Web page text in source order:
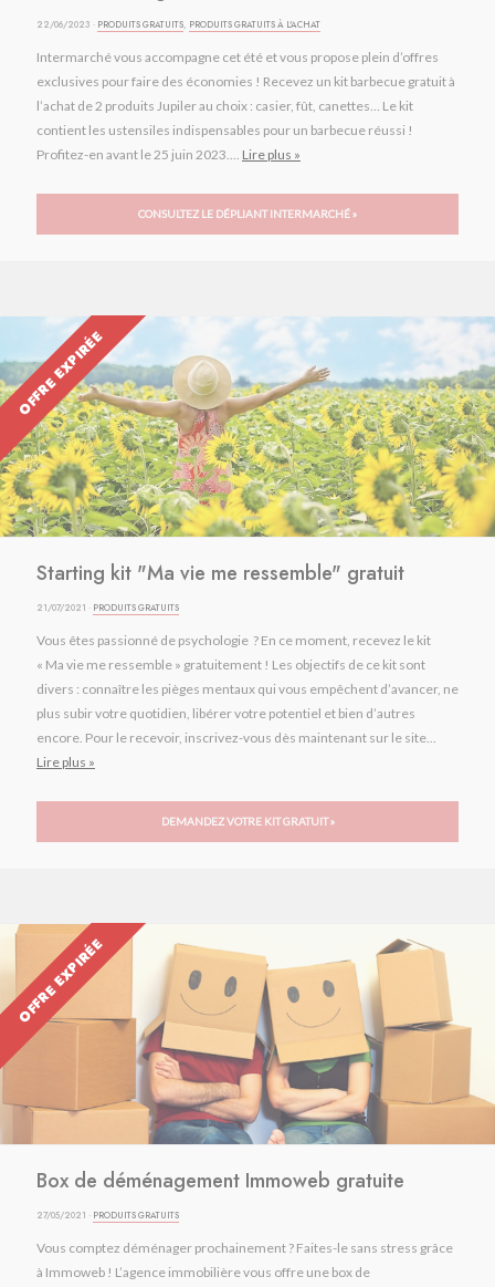
22/06/2023 · PRODUITS GRATUITS, PRODUITS GRATUITS À L'ACHAT
Intermarché vous accompagne cet été et vous propose plein d’offres
exclusives pour faire des économies ! Recevez un kit barbecue gratuit à
l’achat de 2 produits Jupiler au choix : casier, fût, canettes… Le kit
contient les ustensiles indispensables pour un barbecue réussi !
Profitez-en avant le 25 juin 2023.... Lire plus »
CONSULTEZ LE DÉPLIANT INTERMARCHÉ »
OFFRE EXPIRÉE
Starting kit "Ma vie me ressemble" gratuit
21/07/2021 · PRODUITS GRATUITS
Vous êtes passionné de psychologie ? En ce moment, recevez le kit
« Ma vie me ressemble » gratuitement ! Les objectifs de ce kit sont
divers : connaître les pièges mentaux qui vous empêchent d’avancer, ne
plus subir votre quotidien, libérer votre potentiel et bien d’autres
encore. Pour le recevoir, inscrivez-vous dès maintenant sur le site...
Lire plus »
DEMANDEZ VOTRE KIT GRATUIT »
OFFRE EXPIRÉE
Box de déménagement Immoweb gratuite
27/05/2021 · PRODUITS GRATUITS
Vous comptez déménager prochainement ? Faites-le sans stress grâce
à Immoweb ! L’agence immobilière vous offre une box de